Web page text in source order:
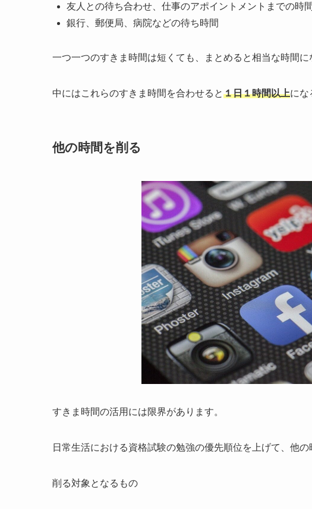
友人との待ち合わせ、仕事のアポイントメントまでの時間
銀行、郵便局、病院などの待ち時間
一つ一つのすきま時間は短くても、まとめると相当な時間に
中にはこれらのすきま時間を合わせると１日１時間以上にな
他の時間を削る
すきま時間の活用には限界があります。
日常生活における資格試験の勉強の優先順位を上げて、他の
削る対象となるもの